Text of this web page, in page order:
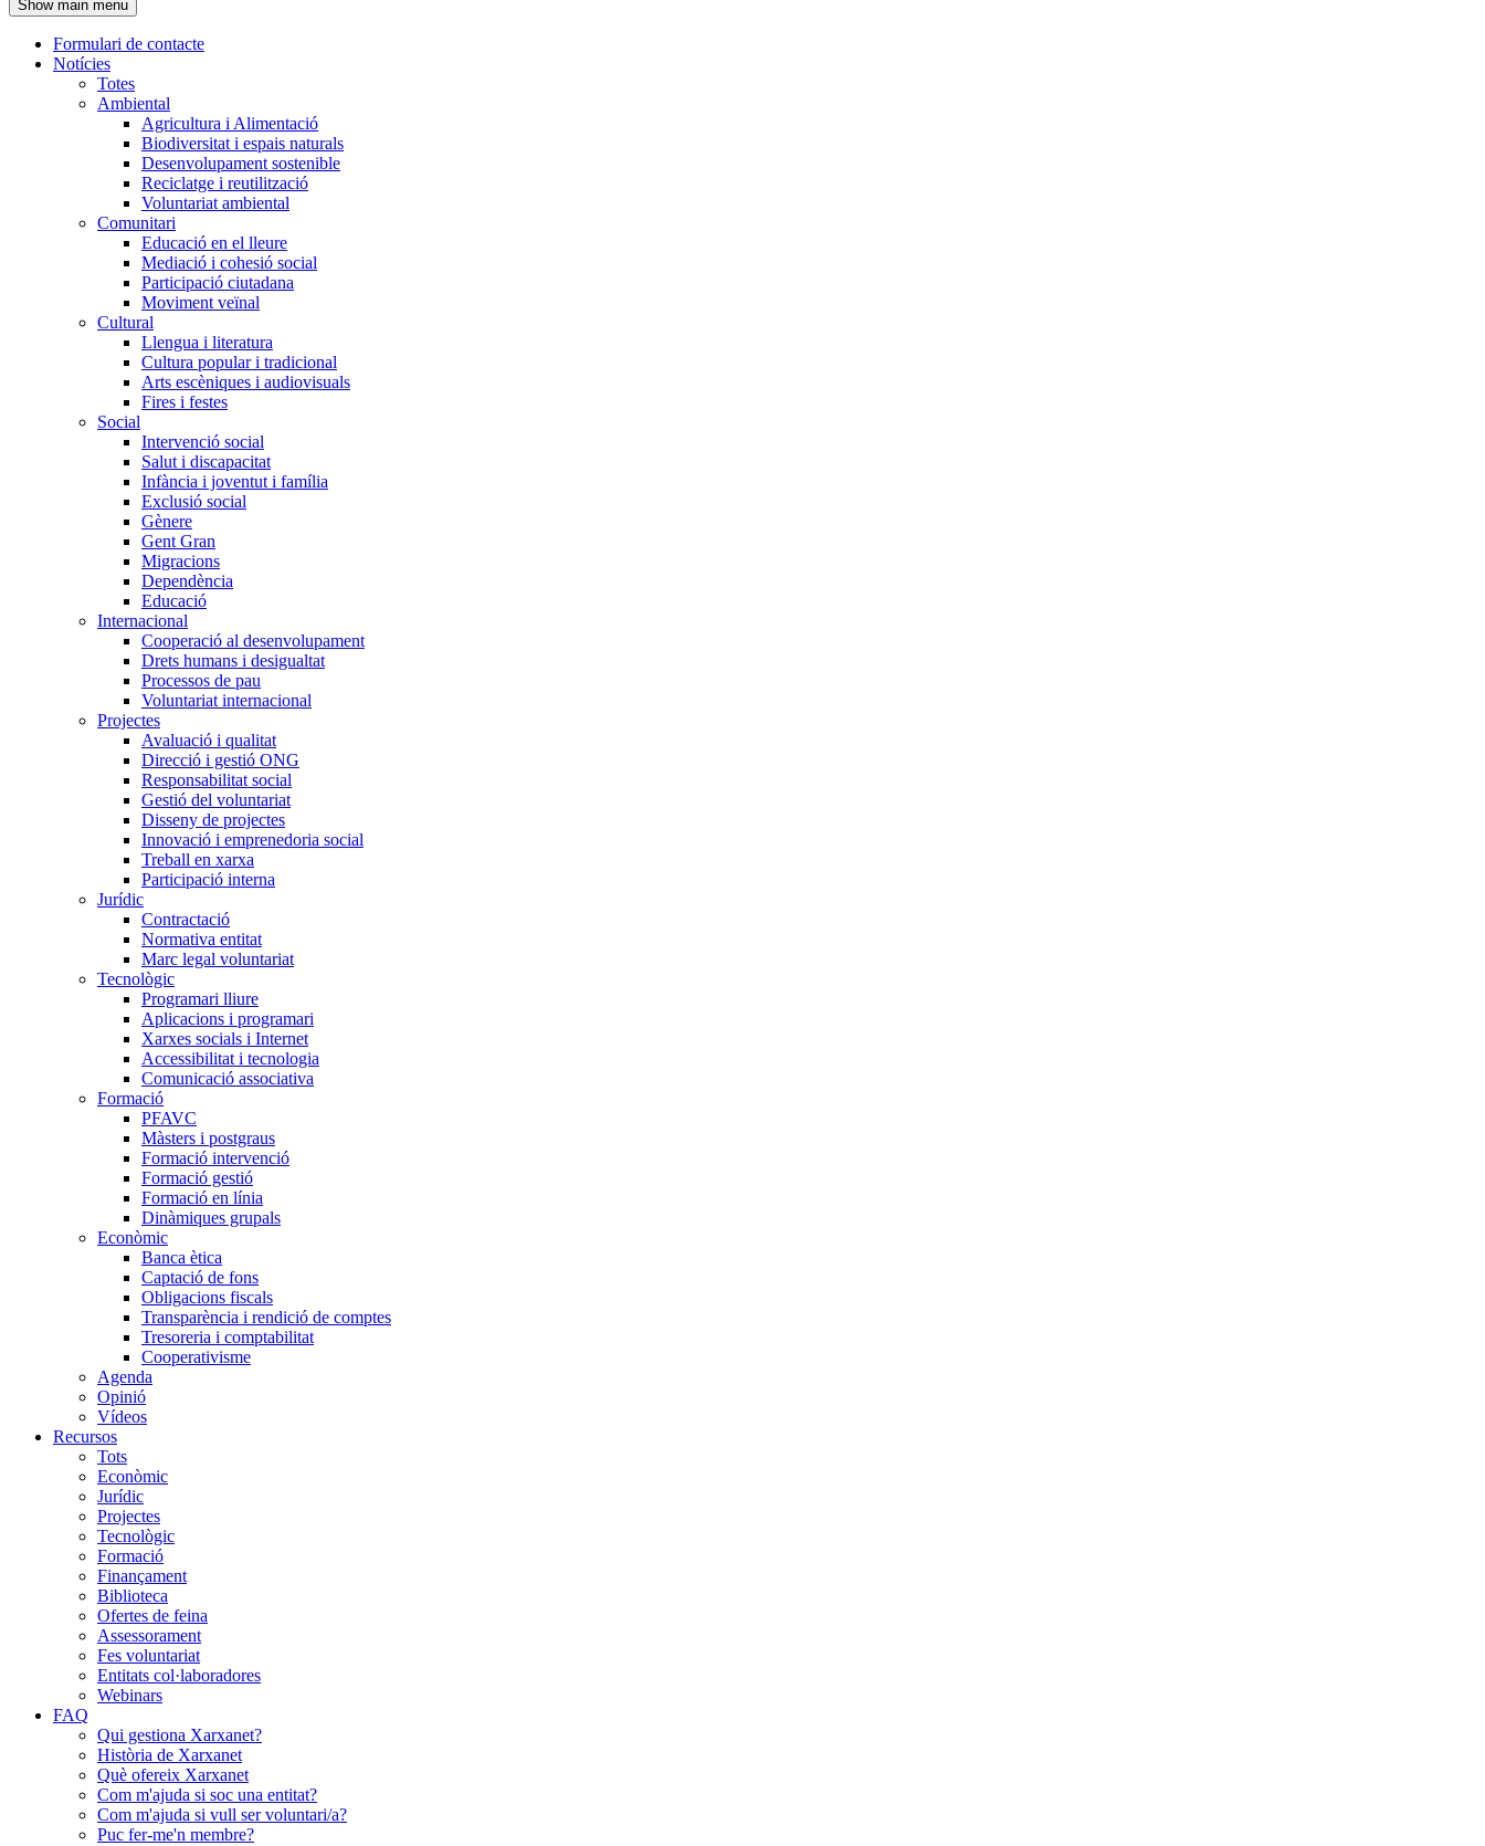
l'encapçalament
Show main menu
Navegació
principal
Formulari de contacte
Notícies
Totes
Ambiental
Agricultura i Alimentació
Biodiversitat i espais naturals
Desenvolupament sostenible
Reciclatge i reutilització
Voluntariat ambiental
Comunitari
Educació en el lleure
Mediació i cohesió social
Participació ciutadana
Moviment veïnal
Cultural
Llengua i literatura
Cultura popular i tradicional
Arts escèniques i audiovisuals
Fires i festes
Social
Intervenció social
Salut i discapacitat
Infància i joventut i família
Exclusió social
Gènere
Gent Gran
Migracions
Dependència
Educació
Internacional
Cooperació al desenvolupament
Drets humans i desigualtat
Processos de pau
Voluntariat internacional
Projectes
Avaluació i qualitat
Direcció i gestió ONG
Responsabilitat social
Gestió del voluntariat
Disseny de projectes
Innovació i emprenedoria social
Treball en xarxa
Participació interna
Jurídic
Contractació
Normativa entitat
Marc legal voluntariat
Tecnològic
Programari lliure
Aplicacions i programari
Xarxes socials i Internet
Accessibilitat i tecnologia
Comunicació associativa
Formació
PFAVC
Màsters i postgraus
Formació intervenció
Formació gestió
Formació en línia
Dinàmiques grupals
Econòmic
Banca ètica
Captació de fons
Obligacions fiscals
Transparència i rendició de comptes
Tresoreria i comptabilitat
Cooperativisme
Agenda
Opinió
Vídeos
Recursos
Tots
Econòmic
Jurídic
Projectes
Tecnològic
Formació
Finançament
Biblioteca
Ofertes de feina
Assessorament
Fes voluntariat
Entitats col·laboradores
Webinars
FAQ
Qui gestiona Xarxanet?
Història de Xarxanet
Què ofereix Xarxanet
Com m'ajuda si soc una entitat?
Com m'ajuda si vull ser voluntari/a?
Puc fer-me'n membre?